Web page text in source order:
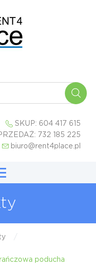
SKUP: 604 417 615
732 185 225
biuro@rent4place.pl
poducha